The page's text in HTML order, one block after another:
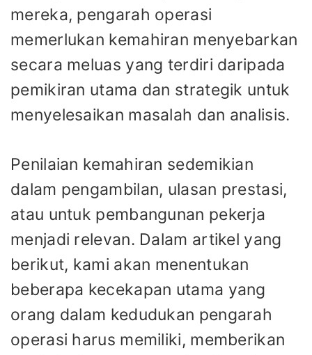
mereka, pengarah operasi
memerlukan kemahiran menyebarkan
secara meluas yang terdiri daripada
pemikiran utama dan strategik untuk
menyelesaikan masalah dan analisis.
Penilaian kemahiran sedemikian
dalam pengambilan, ulasan prestasi,
atau untuk pembangunan pekerja
menjadi relevan. Dalam artikel yang
berikut, kami akan menentukan
beberapa kecekapan utama yang
orang dalam kedudukan pengarah
operasi harus memiliki, memberikan